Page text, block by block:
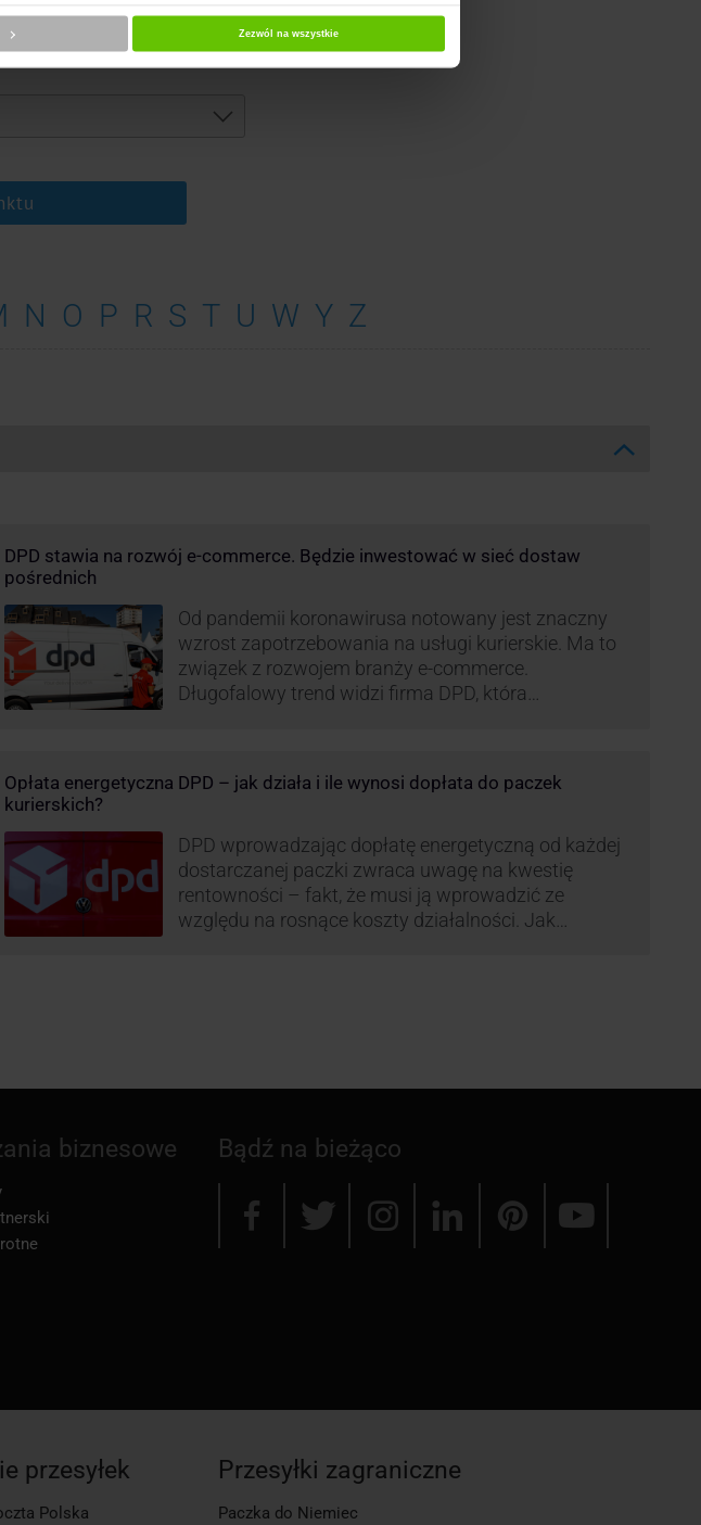
Zezwól na wszystkie
N O P R S T U W Y Z
DPD stawia na rozwój e-commerce. Będzie inwestować w sieć dostaw
pośrednich
Od pandemii koronawirusa notowany jest znaczny
wzrost zapotrzebowania na usługi kurierskie. Ma to
związek z rozwojem branży e-commerce.
Długofalowy trend widzi firma DPD, która
chwali się danymi.
Opłata energetyczna DPD – jak działa i ile wynosi dopłata do paczek
kurierskich?
DPD wprowadzając dopłatę energetyczną od każdej
dostarczanej paczki zwraca uwagę na kwestię
rentowności – fakt, że musi ją wprowadzić ze
względu na rosnące koszty działalności. Jak
Bądź na bieżąco
biznesowe
przesyłek
Polska
Przesyłki zagraniczne
Paczka do Niemiec